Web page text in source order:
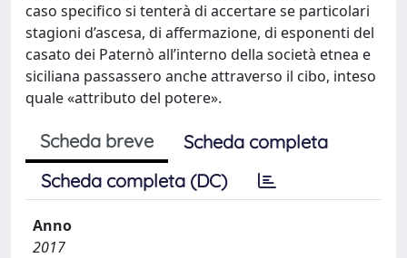
caso specifico si tenterà di accertare se particolari
stagioni d’ascesa, di affermazione, di esponenti del
casato dei Paternò all’interno della società etnea e
siciliana passassero anche attraverso il cibo, inteso
quale «attributo del potere».
Scheda breve
Scheda completa
Scheda completa (DC)
Anno
2017